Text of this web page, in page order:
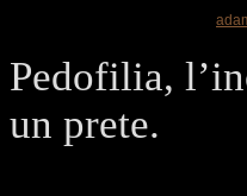
Pedofilia,
un prete.